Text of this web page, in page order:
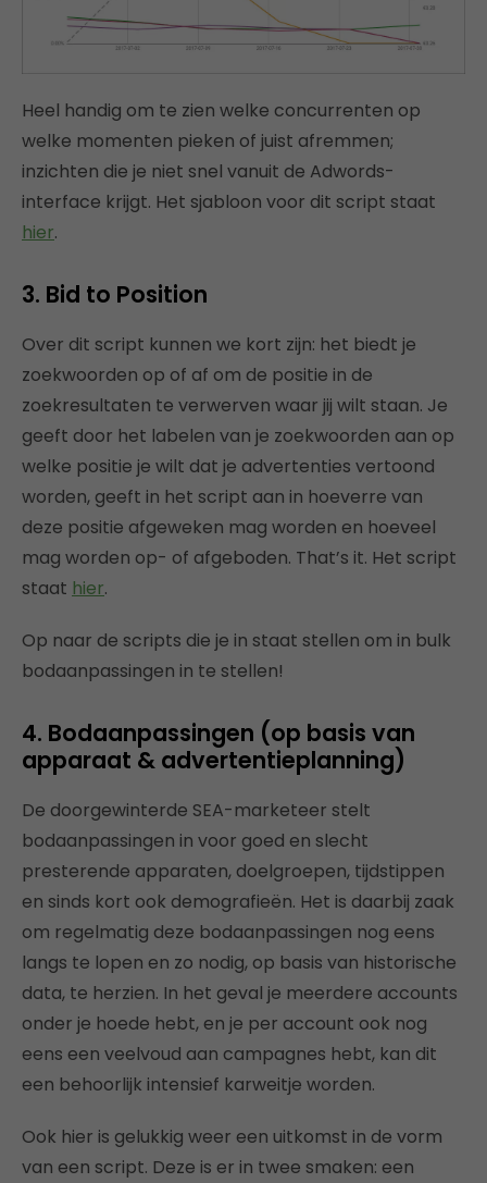
Heel handig om te zien welke concurrenten op
welke momenten pieken of juist afremmen;
inzichten die je niet snel vanuit de Adwords-
interface krijgt. Het sjabloon voor dit script staat
hier.
3. Bid to Position
Over dit script kunnen we kort zijn: het biedt je
zoekwoorden op of af om de positie in de
zoekresultaten te verwerven waar jij wilt staan. Je
geeft door het labelen van je zoekwoorden aan op
welke positie je wilt dat je advertenties vertoond
worden, geeft in het script aan in hoeverre van
deze positie afgeweken mag worden en hoeveel
mag worden op- of afgeboden. That’s it. Het script
staat hier.
Op naar de scripts die je in staat stellen om in bulk
bodaanpassingen in te stellen!
4. Bodaanpassingen (op basis van
apparaat & advertentieplanning)
De doorgewinterde SEA-marketeer stelt
bodaanpassingen in voor goed en slecht
presterende apparaten, doelgroepen, tijdstippen
en sinds kort ook demografieën. Het is daarbij zaak
om regelmatig deze bodaanpassingen nog eens
langs te lopen en zo nodig, op basis van historische
data, te herzien. In het geval je meerdere accounts
onder je hoede hebt, en je per account ook nog
eens een veelvoud aan campagnes hebt, kan dit
een behoorlijk intensief karweitje worden.
Ook hier is gelukkig weer een uitkomst in de vorm
van een script. Deze is er in twee smaken: een